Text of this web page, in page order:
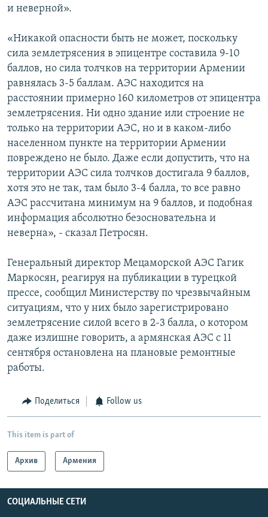
и неверной».
«Никакой опасности быть не может, поскольку
сила землетрясения в эпицентре составила 9-10
баллов, но сила толчков на территории Армении
равнялась 3-5 баллам. АЭС находится на
расстоянии примерно 160 километров от эпицентра
землетрясения. Ни одно здание или строение не
только на территории АЭС, но и в каком-либо
населенном пункте на территории Армении
повреждено не было. Даже если допустить, что на
территории АЭС сила толчков достигала 9 баллов,
хотя это не так, там было 3-4 балла, то все равно
АЭС рассчитана минимум на 9 баллов, и подобная
информация абсолютно безосновательна и
неверна», - сказал Петросян.
Генеральный директор Мецаморской АЭС Гагик
Маркосян, реагируя на публикации в турецкой
прессе, сообщил Министерству по чрезвычайным
ситуациям, что у них было зарегистрировано
землетрясение силой всего в 2-3 балла, о котором
даже излишне говорить, а армянская АЭС с 11
сентября остановлена на плановые ремонтные
работы.
Поделиться Follow us
This item is part of
Архив Армения
СОЦИАЛЬНЫЕ СЕТИ